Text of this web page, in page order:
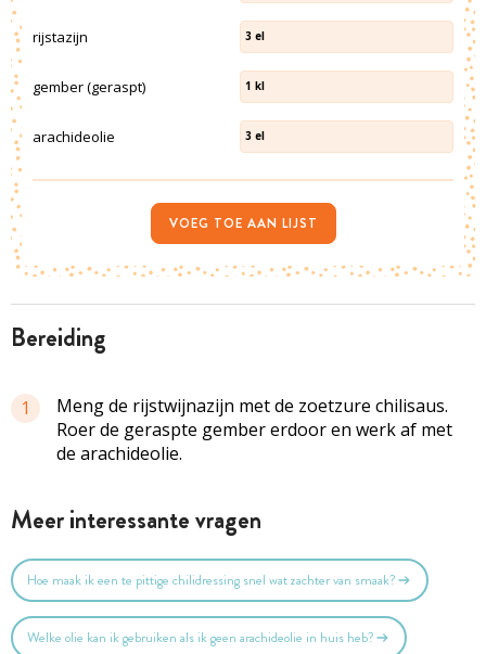
bereiding
1
Meng de rijstwijnazijn met de zoetzure chilisaus.
Roer de geraspte gember erdoor en werk af met
de arachideolie.
Meer interessante vragen
Hoe maak ik een te pittige chilidressing snel wat zachter van smaak?
Welke olie kan ik gebruiken als ik geen arachideolie in huis heb?
rijstazijn 3 el
gember (geraspt) 1 kl
arachideolie 3 el
VOEG TOE AAN LIJST